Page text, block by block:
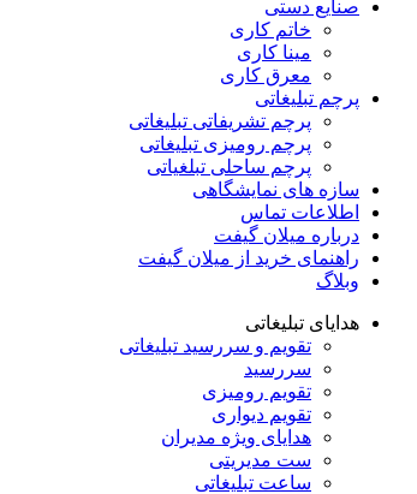
صنایع دستی
خاتم کاری
مینا کاری
معرق کاری
پرچم تبلیغاتی
پرچم تشریفاتی تبلیغاتی
پرچم رومیزی تبلیغاتی
پرچم ساحلی تبلغیاتی
سازه های نمایشگاهی
اطلاعات تماس
درباره میلان گیفت
راهنمای خرید از میلان گیفت
وبلاگ
هدایای تبلیغاتی
تقویم و سررسید تبلیغاتی
سررسید
تقویم رومیزی
تقویم دیواری
هدایای ویژه مدیران
ست مدیریتی
ساعت تبلیغاتی